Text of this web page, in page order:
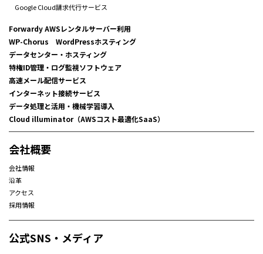
Google Cloud請求代行サービス
Forwardy AWSレンタルサーバー利用
WP-Chorus WordPressホスティング
データセンター・ホスティング
特権ID管理・ログ監視ソフトウェア
高速メール配信サービス
インターネット接続サービス
データ処理と活用・機械学習導入
Cloud illuminator（AWSコスト最適化SaaS）
会社概要
会社情報
沿革
アクセス
採用情報
公式SNS・メディア